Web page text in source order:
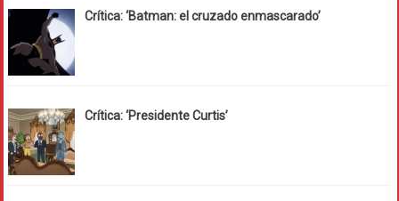
Crítica: ‘Batman: el cruzado enmascarado’
Crítica: ‘Presidente Curtis’